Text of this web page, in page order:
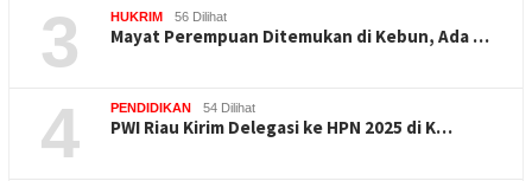
3 HUKRIM 56 Dilihat
Mayat Perempuan Ditemukan di Kebun, Ada …
4 PENDIDIKAN 54 Dilihat
PWI Riau Kirim Delegasi ke HPN 2025 di K…